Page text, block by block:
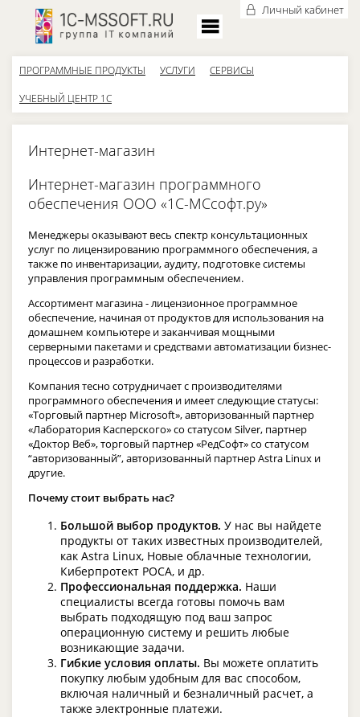
Личный кабинет
ПРОГРАММНЫЕ ПРОДУКТЫ УСЛУГИ СЕРВИСЫ
УЧЕБНЫЙ ЦЕНТР 1С
Интернет-магазин
Интернет-магазин программного
обеспечения ООО «1С-МСсофт.ру»
Менеджеры оказывают весь спектр консультационных
услуг по лицензированию программного обеспечения, а
также по инвентаризации, аудиту, подготовке системы
управления программным обеспечением.
Ассортимент магазина - лицензионное программное
обеспечение, начиная от продуктов для использования на
домашнем компьютере и заканчивая мощными
серверными пакетами и средствами автоматизации бизнес-
процессов и разработки.
Компания тесно сотрудничает с производителями
программного обеспечения и имеет следующие статусы:
«Торговый партнер Microsoft», авторизованный партнер
«Лаборатория Касперского» со статусом Silver, партнер
«Доктор Веб», торговый партнер «РедСофт» со статусом
“авторизованный”, авторизованный партнерAstra Linux и
другие.
Почему стоит выбрать нас?
Большой выбор продуктов. У нас вы найдете
продукты от таких известных производителей,
как Astra Linux, Новые облачные технологии,
Киберпротект РОСА, и др.
Профессиональная поддержка. Наши
специалисты всегда готовы помочь вам
выбрать подходящую под ваш запрос
операционную систему и решить любые
возникающие задачи.
Гибкие условия оплаты. Вы можете оплатить
покупку любым удобным для вас способом,
включая наличный и безналичный расчет, а
также электронные платежи.